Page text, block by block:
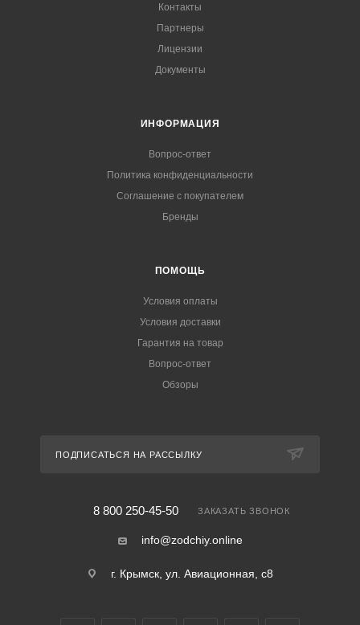
Контакты
Партнеры
Лицензии
Документы
ИНФОРМАЦИЯ
Вопрос-ответ
Политика конфиденциальности
Соглашение с покупателем
Бренды
ПОМОЩЬ
Условия оплаты
Условия доставки
Гарантия на товар
Вопрос-ответ
Обзоры
ПОДПИСАТЬСЯ НА РАССЫЛКУ
8 800 250-45-50 ЗАКАЗАТЬ ЗВОНОК
info@zodchiy.online
г. Крымск, ул. Авиационная, с8